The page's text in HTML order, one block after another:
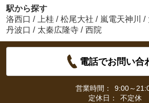
駅から探す
洛西口 / 上桂 / 松尾大社 / 嵐電天神川 /
丹波口 / 太秦広隆寺 / 西院
電話でお問い合
営業時間：
9:00～
定休日：
不定休